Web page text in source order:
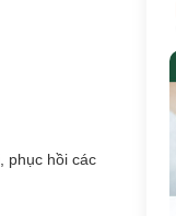
phục hồi các